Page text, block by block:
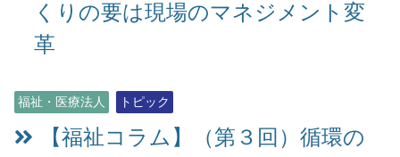
くりの要は現場のマネジメント変
革
福祉・医療法人 トピック
【福祉コラム】（第３回）循環の